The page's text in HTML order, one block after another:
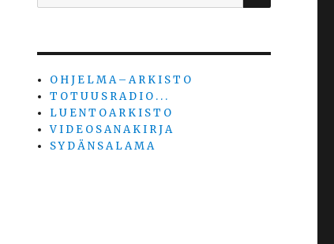
O H J E L M A – A R K I S T O
T O T U U S R A D I O . . .
L U E N T O A R K I S T O
V I D E O S A N A K I R J A
S Y D Ä N S A L A M A